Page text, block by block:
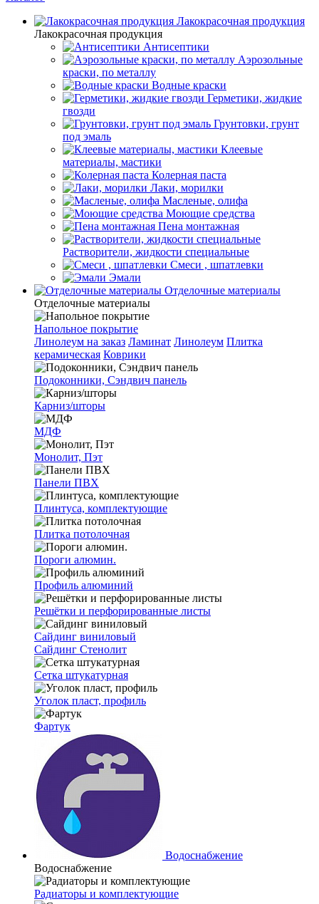
Лакокрасочная продукция
Лакокрасочная продукция
Антисептики
Аэрозольные
краски, по металлу
Водные краски
Герметики, жидкие
гвозди
Грунтовки, грунт
под эмаль
Клеевые
материалы, мастики
Колерная паста
Лаки, морилки
Масленые, олифа
Моющие средства
Пена монтажная
Растворители, жидкости специальные
Смеси , шпатлевки
Эмали
Отделочные материалы
Отделочные материалы
Напольное покрытие
Линолеум на заказ Ламинат Линолеум Плитка
керамическая Коврики
Подоконники, Сэндвич панель
Карниз/шторы
МДФ
Монолит, Пэт
Панели ПВХ
Плинтуса, комплектующие
Плитка потолочная
Пороги алюмин.
Профиль алюминий
Решётки и перфорированные листы
Сайдинг виниловый
Сайдинг Стенолит
Сетка штукатурная
Уголок пласт, профиль
Фартук
Водоснабжение
Водоснабжение
Радиаторы и комплектующие